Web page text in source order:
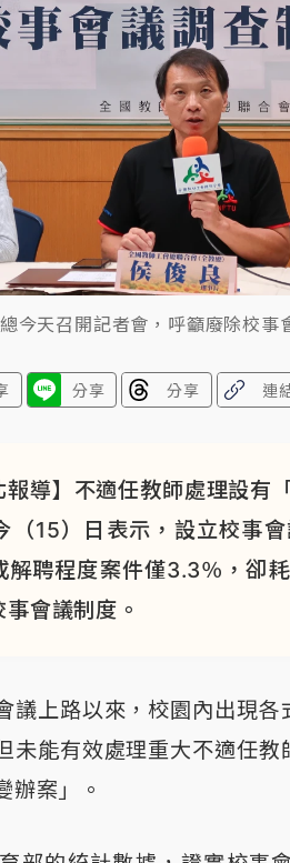
豚雨彈轟3天 「紅到發紫」降雨
今天召開記者會，呼籲廢除校事
分享 分享 連
報導】不適任教師處理設有
（15）日表示，設立校事
解聘程度案件僅3.3％，卻
會議制度。
議上路以來，校園內出現
未能有效處理重大不適任
辦案」。